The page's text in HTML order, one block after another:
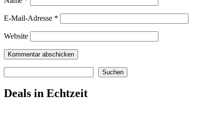
E-Mail-Adresse *
Website
Suchen
Deals in Echtzeit